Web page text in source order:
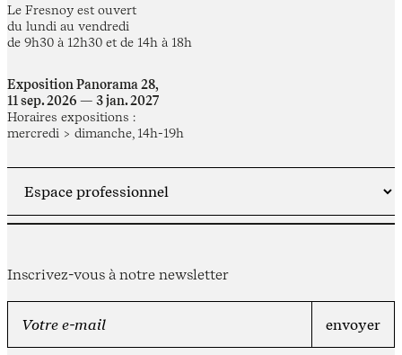
Le Fresnoy est ouvert
du lundi au vendredi
de 9h30 à 12h30 et de 14h à 18h
Exposition Panorama 28,
11 sep. 2026 — 3 jan. 2027
Horaires expositions :
mercredi > dimanche, 14h-19h
Inscrivez-vous à notre newsletter